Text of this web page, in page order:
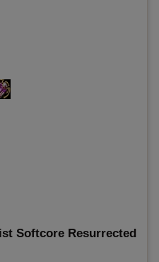
Softcore Resurrected